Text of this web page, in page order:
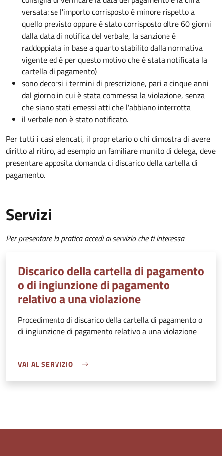
versata: se l'importo corrisposto è minore rispetto a
quello previsto oppure è stato corrisposto oltre 60 giorni
dalla data di notifica del verbale, la sanzione è
raddoppiata in base a quanto stabilito dalla normativa
vigente ed è per questo motivo che è stata notificata la
cartella di pagamento)
sono decorsi i termini di prescrizione, pari a cinque anni
dal giorno in cui è stata commessa la violazione, senza
che siano stati emessi atti che l'abbiano interrotta
il verbale non è stato notificato.
Per tutti i casi elencati, il proprietario o chi dimostra di avere
diritto al ritiro, ad esempio un familiare munito di delega, deve
presentare apposita domanda di discarico della cartella di
pagamento.
Servizi
Per presentare la pratica accedi al servizio che ti interessa
Discarico della cartella di pagamento
o di ingiunzione di pagamento
relativo a una violazione
Procedimento di discarico della cartella di pagamento o
di ingiunzione di pagamento relativo a una violazione
VAI AL SERVIZIO